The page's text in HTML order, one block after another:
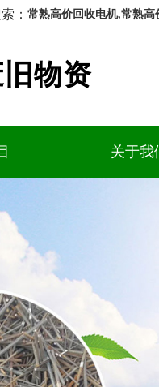
： 常熟高价回收电机,常熟
物资
关于我